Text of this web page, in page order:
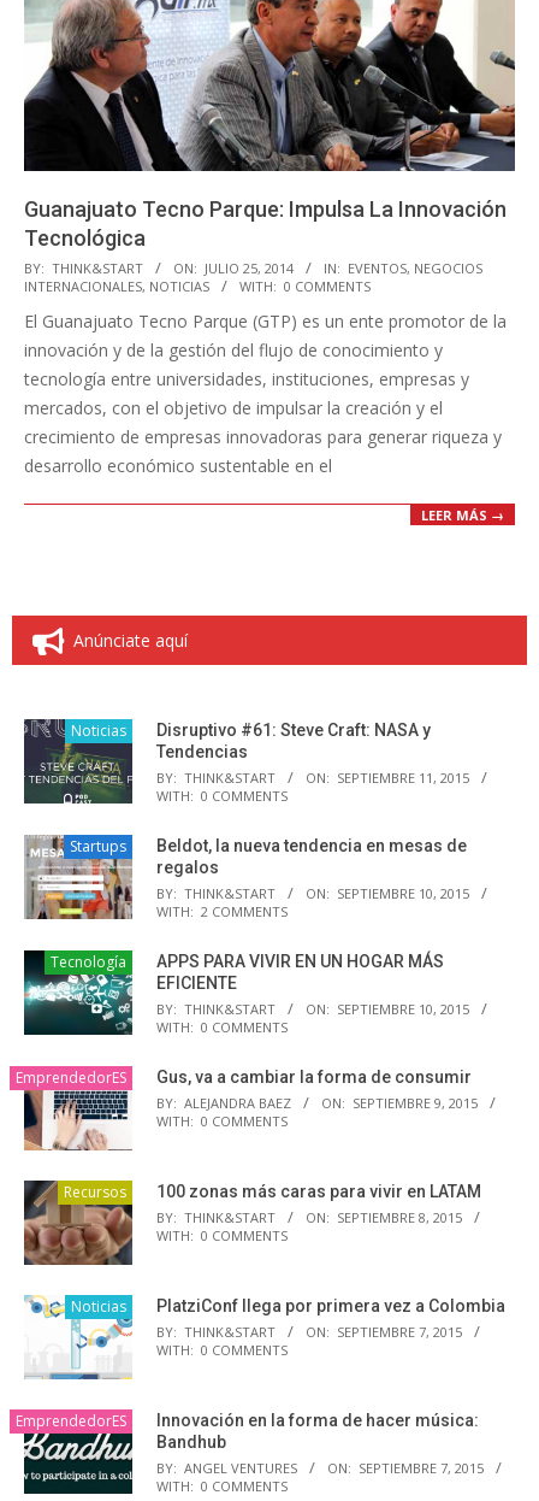
Guanajuato Tecno Parque: Impulsa La Innovación
Tecnológica
2014-
07-
25
BY: THINK&START ON: JULIO 25, 2014 IN: EVENTOS, NEGOCIOS
INTERNACIONALES, NOTICIAS WITH: 0 COMMENTS
El Guanajuato Tecno Parque (GTP) es un ente promotor de la
innovación y de la gestión del flujo de conocimiento y
tecnología entre universidades, instituciones, empresas y
mercados, con el objetivo de impulsar la creación y el
crecimiento de empresas innovadoras para generar riqueza y
desarrollo económico sustentable en el
LEER MÁS →
Anúnciate aquí
Noticias
Disruptivo #61: Steve Craft: NASA y
Tendencias
BY: THINK&START ON: SEPTIEMBRE 11, 2015
WITH: 0 COMMENTS
Startups
Beldot, la nueva tendencia en mesas de
regalos
BY: THINK&START ON: SEPTIEMBRE 10, 2015
WITH: 2 COMMENTS
Tecnología
APPS PARA VIVIR EN UN HOGAR MÁS
EFICIENTE
BY: THINK&START ON: SEPTIEMBRE 10, 2015
WITH: 0 COMMENTS
EmprendedorES Gus, va a cambiar la forma de consumir
BY: ALEJANDRA BAEZ ON: SEPTIEMBRE 9, 2015
WITH: 0 COMMENTS
Recursos 100 zonas más caras para vivir en LATAM
BY: THINK&START ON: SEPTIEMBRE 8, 2015
WITH: 0 COMMENTS
Noticias PlatziConf llega por primera vez a Colombia
BY: THINK&START ON: SEPTIEMBRE 7, 2015
WITH: 0 COMMENTS
EmprendedorES
Innovación en la forma de hacer música:
Bandhub
BY: ANGEL VENTURES ON: SEPTIEMBRE 7, 2015
WITH: 0 COMMENTS